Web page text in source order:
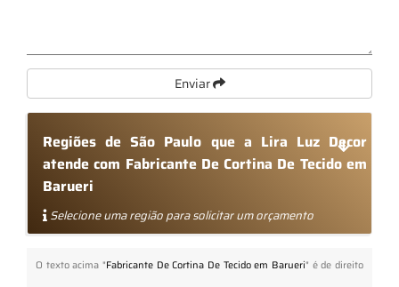
Enviar
Regiões de São Paulo que a Lira Luz Decor
atende com Fabricante De Cortina De Tecido em
Barueri
Selecione uma região para solicitar um orçamento
O texto acima "Fabricante De Cortina De Tecido em Barueri" é de direito